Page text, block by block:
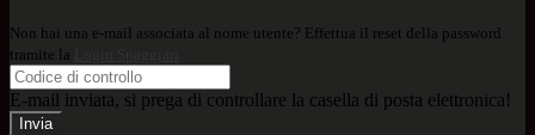
Non hai una e-mail associata al nome utente? Effettua il reset della password
tramite la
E-mail inviata, si prega di controllare la casella di posta elettronica!